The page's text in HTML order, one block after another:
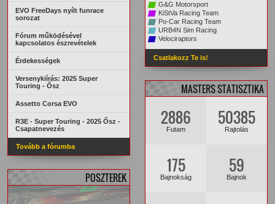
EVO FreeDays nyílt funrace
sorozat
Fórum működésével
kapcsolatos észrevételek
Érdekességek
Versenykiírás: 2025 Super
Touring - Ősz
Assetto Corsa EVO
R3E - Super Touring - 2025 Ősz -
Csapatnevezés
Tovább a fórumba
POSZTEREK
G&G Motorsport
KiStVa Racing Team
Po-Car Racing Team
URB4N Sim Racing
Velociraptors
Csatlakozz Te is!
MASTERS STATISZTIKA
2886
Futam
50385
Rajtolás
175
Bajnokság
59
Bajnok